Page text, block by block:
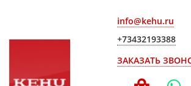
info@kehu.ru
+73432193388
ЗАКАЗАТЬ